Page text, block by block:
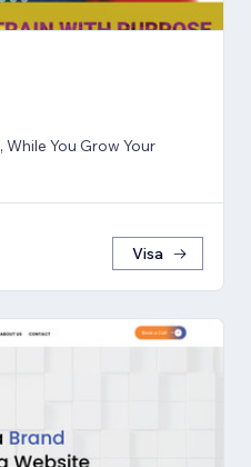
You Grow Your
Visa